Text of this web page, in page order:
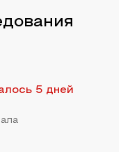
5 дней